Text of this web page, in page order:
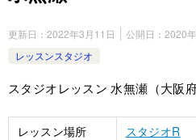
更新日： 2022年3月11日 公開日： 2020
レッスンスタジオ
スタジオレッスン 水無瀬（大阪
レッスン場所
スタジオR